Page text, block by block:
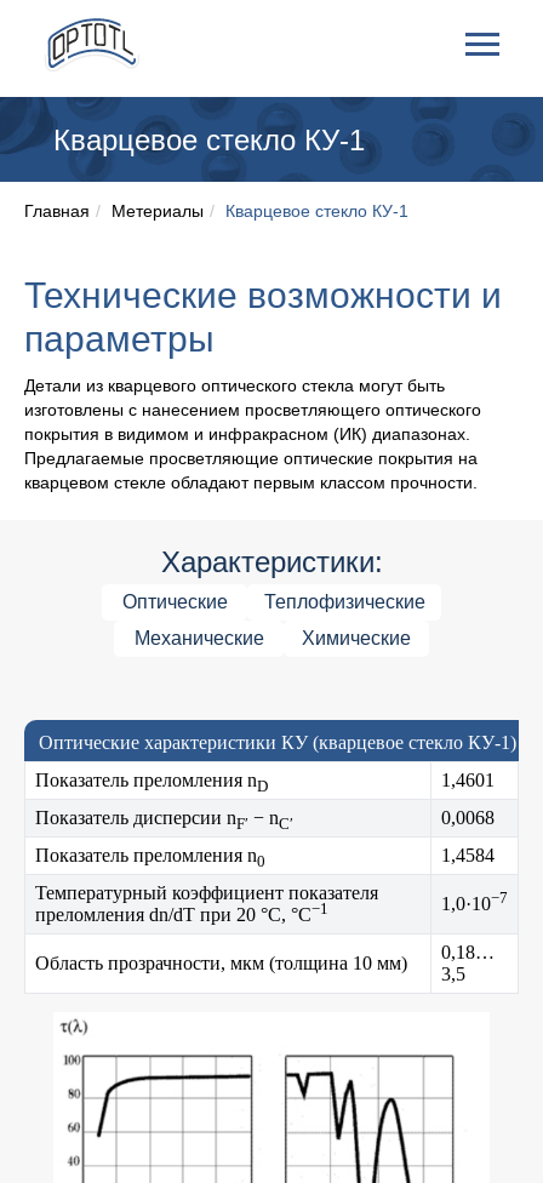
Кварцевое стекло КУ-1
Главная / Метериалы / Кварцевое стекло КУ-1
Технические возможности и
параметры
Детали из кварцевого оптического стекла могут быть
изготовлены с нанесением просветляющего оптического
покрытия в видимом и инфракрасном (ИК) диапазонах.
Предлагаемые просветляющие оптические покрытия на
кварцевом стекле обладают первым классом прочности.
Характеристики:
Оптические
Теплофизические
Механические
Химические
Оптические характеристики КУ (кварцевое стекло КУ-1)
Показатель преломления nD
1,4601
Показатель дисперсии nF′ − nC′
0,0068
Показатель преломления n0
1,4584
Температурный коэффициент показателя
преломления dn/dT при 20 °C, °C−1 1,0·10−7
Область прозрачности, мкм (толщина 10 мм)
0,18…
3,5